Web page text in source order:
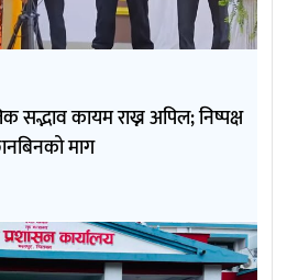
सद्भाव कायम राख्न अपिल; निष्पक्ष
माग